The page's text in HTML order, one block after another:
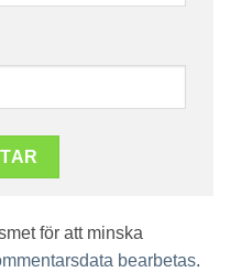
för att minska
bearbetas.